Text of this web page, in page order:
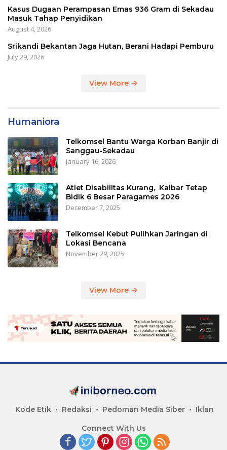
Kasus Dugaan Perampasan Emas 936 Gram di Sekadau
Masuk Tahap Penyidikan
August 4, 2026
Srikandi Bekantan Jaga Hutan, Berani Hadapi Pemburu
July 29, 2026
View More
Humaniora
Telkomsel Bantu Warga Korban Banjir di
Sanggau-Sekadau
January 16, 2026
Atlet Disabilitas Kurang, Kalbar Tetap
Bidik 6 Besar Paragames 2026
December 7, 2025
Telkomsel Kebut Pulihkan Jaringan di
Lokasi Bencana
November 29, 2025
View More
Kode Etik Redaksi Pedoman Media Siber Iklan
Connect With Us